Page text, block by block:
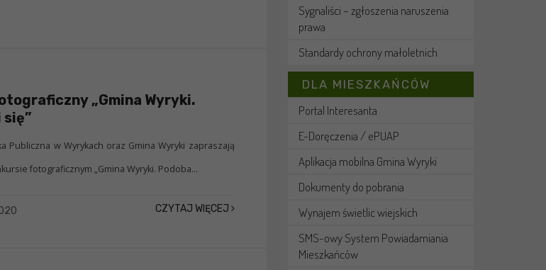
„Gmina Wyryki.
się”
Publiczna w Wyrykach oraz Gmina Wyryki zapraszają
fotograficznym „Gmina Wyryki. Podoba...
CZYTAJ WIĘCEJ
Sygnaliści – zgłoszenia naruszenia
prawa
Standardy ochrony małoletnich
DLA MIESZKAŃCÓW
Portal Interesanta
E-Doręczenia / ePUAP
Aplikacja mobilna Gmina Wyryki
Dokumenty do pobrania
Wynajem świetlic wiejskich
SMS-owy System Powiadamiania
Mieszkańców